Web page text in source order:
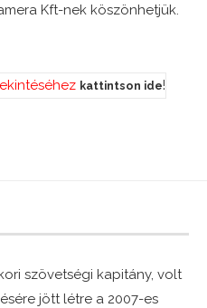
Kft-nek köszönhetjük.
kattintson ide!
szövetségi kapitány, volt
jött létre a 2007-es